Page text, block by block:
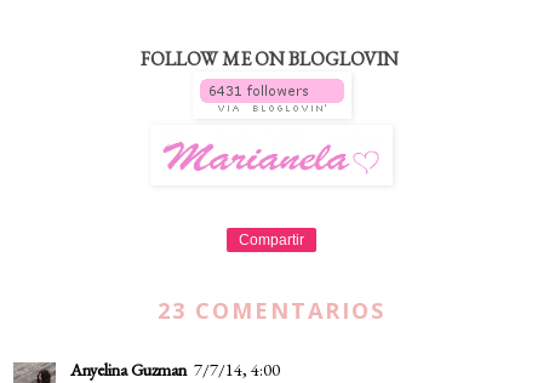
FOLLOW ME ON BLOGLOVIN
Compartir
23 COMENTARIOS
Anyelina Guzman 7/7/14, 4:00